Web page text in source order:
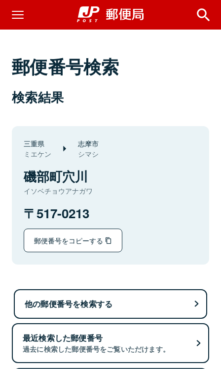
郵便番号検索
検索結果
三重県
ミエケン
志摩市
シマシ
磯部町穴川
イソベチョウアナガワ
517-0213
郵便番号をコピーする
他の郵便番号を検索する
最近検索した郵便番号
過去に検索した郵便番号をご覧いただけます。